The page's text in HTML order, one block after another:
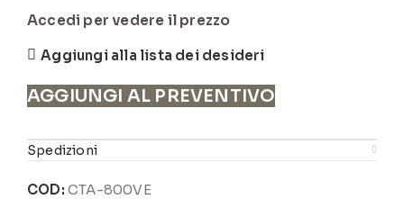
Accedi per vedere il prezzo
Aggiungi alla lista dei desideri
AGGIUNGI AL PREVENTIVO
Spedizioni
COD: CTA-800VE